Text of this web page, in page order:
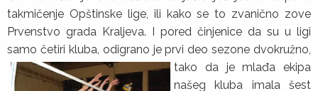
takmičenje Opštinske lige, ili kako se to zvanično zove
Prvenstvo grada Kraljeva. I pored činjenice da su u ligi
samo četiri kluba, odigrano je prvi deo sezone dvokružno,
tako da je mlađa ekipa
našeg kluba imala šest